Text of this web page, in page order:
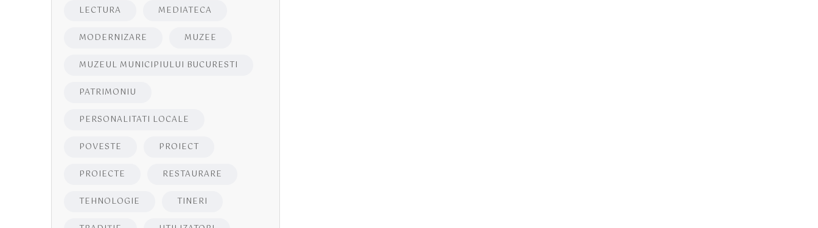
LECTURA MEDIATECA
MODERNIZARE MUZEE
MUZEUL MUNICIPIULUI BUCURESTI
PATRIMONIU
PERSONALITATI LOCALE
POVESTE PROIECT
PROIECTE RESTAURARE
TEHNOLOGIE TINERI